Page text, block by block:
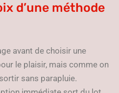
d’une méthode
avant de choisir une
le plaisir, mais comme on
sans parapluie.